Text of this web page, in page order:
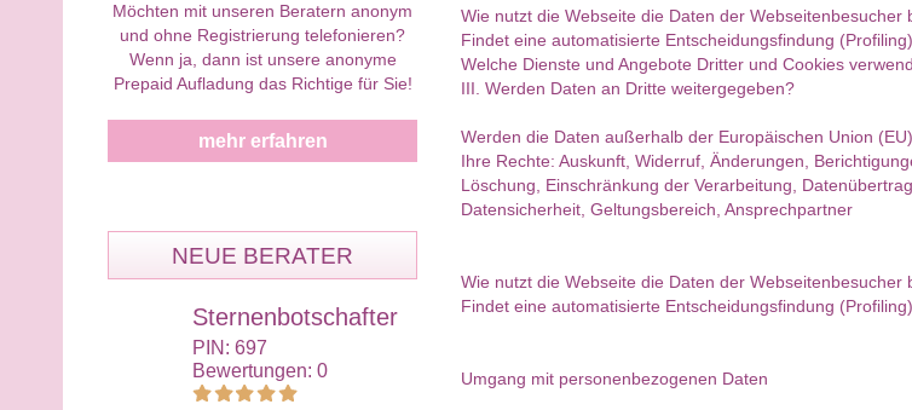
Möchten mit unseren Beratern anonym
und ohne Registrierung telefonieren?
Wenn ja, dann ist unsere anonyme
Prepaid Aufladung das Richtige für Sie!
mehr erfahren
NEUE BERATER
Sternenbotschafter
PIN: 697
Bewertungen: 0
Engelmedium
PIN: 690
Charisma
Wie nutzt die Webseite die Daten der Webseitenbesucher
Findet eine automatisierte Entscheidungsfindung
Welche Dienste und Angebote Dritter und Cookies
III. Werden Daten an Dritte weitergegeben?
Werden die Daten außerhalb der Europäischen Union
Ihre Rechte: Auskunft, Widerruf, Änderungen,
Löschung, Einschränkung der Verarbeitung,
Datensicherheit, Geltungsbereich, Ansprechpartner
Wie nutzt die Webseite die Daten der Webseitenbesucher
Findet eine automatisierte Entscheidungsfindung
Umgang mit personenbezogenen Daten